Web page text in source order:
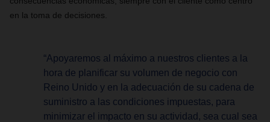
en la toma de decisiones.
“Apoyaremos al máximo a nuestros clientes a la
hora de planificar su volumen de negocio con
Reino Unido y en la adecuación de su cadena de
suministro a las condiciones impuestas, para
minimizar el impacto en su actividad, sea cual sea